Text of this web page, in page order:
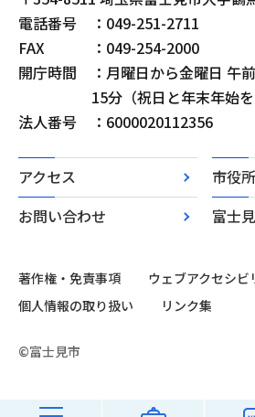
電話番号
：049-251-2711
FAX
：049-254-2000
開庁時間
：月曜日から金曜日 午
15分（祝日と年末年始を
法人番号
：6000020112356
アクセス
市役
お問い合わせ
富士
著作権・免責事項
ウェブアクセシビ
個人情報の取り扱い
リンク集
©富士見市